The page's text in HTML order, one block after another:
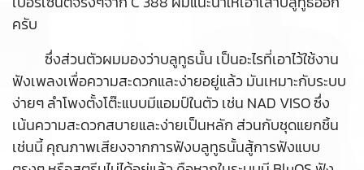
ครับ
ซึ่งส่วนตัวผมมองว่าบลูทูธนั้น เป็นอะไรที่เอาไว้ใช้งาน
ฟังเพลงเพื่อความสะดวกและง่ายอยู่แล้ว มันเหมาะกับระบบ
ง่ายๆ ลำโพงตั้งโต๊ะแบบมีแอมป์ในตัว เช่น NAD VISO ซึ่ง
เน้นความสะดวกสบายและง่ายเป็นหลัก ส่วนกับชุดแยกชิ้น
เช่นนี้ คุณภาพเสียงจากการฟังบลูทูธนั้นสู้การฟังแบบ